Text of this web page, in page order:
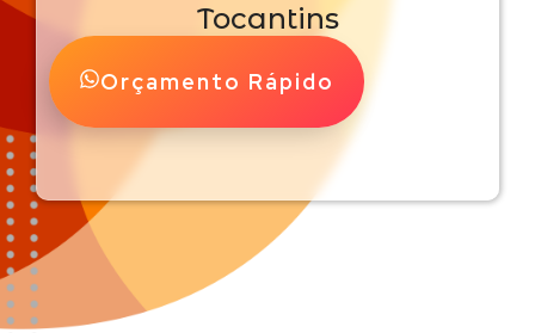
Tocantins
Orçamento Rápido